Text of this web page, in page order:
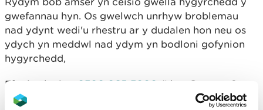
gwefannau hyn. Os gwelwch unrhyw broblemau
nad ydynt wedi'u rhestru ar y dudalen hon neu os
ydych yn meddwl nad ydym yn bodloni gofynion
hygyrchedd,
Ffoniwch ni ar 0300 065 3000
(Llun-Gwener, 9am-
5pm)